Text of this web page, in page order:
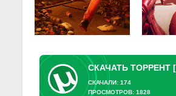
СКАЧАЛИ: 174
ПРОСМОТРОВ: 1828